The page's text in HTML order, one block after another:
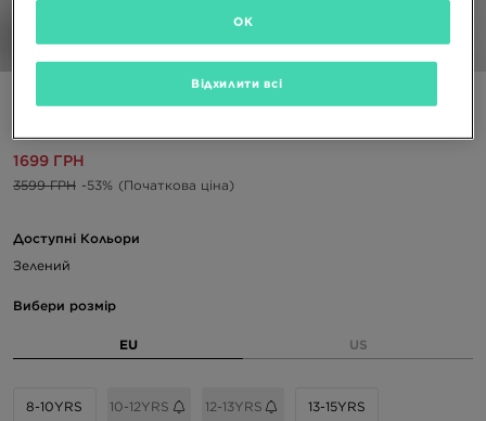
NIKE ШТАНИ K NSW CITY UTILITY EO FLC B
1699 ГРН
3599 ГРН -53% (Початкова ціна)
Доступні Кольори
Зелений
Вибери розмір
EU US
8-10YRS 10-12YRS 12-13YRS 13-15YRS
Відхилити всі
OK